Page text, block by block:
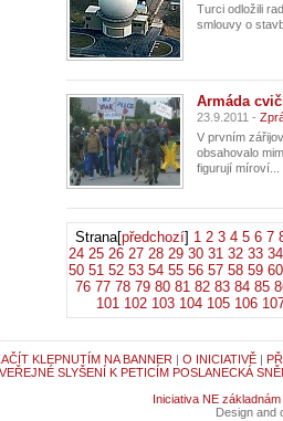
Turci odložili
smlouvy o
Armáda
23.9.2011 -
V prvním
obsahovalo
figurují míroví...
Strana[předchozí] 1 2 3 4 5 6 7
24 25 26 27 28 29 30 31 32 33 34
50 51 52 53 54 55 56 57 58 59 60
76 77 78 79 80 81 82 83 84 85
101 102 103 104 105 106
KLEPNUTÍM NA BANNER | O INICIATIVĚ|
VEŘEJNÉ SLYŠENÍ K PETICÍM POSLANECKÁ
Iniciativa NE základnám
Design and